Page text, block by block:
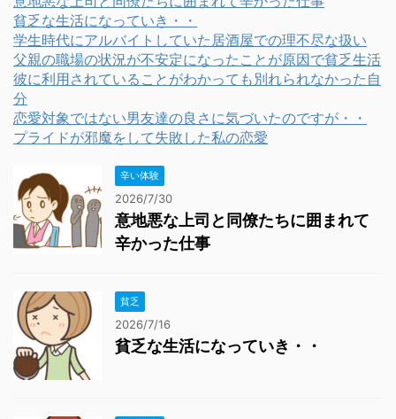
貧乏な生活になっていき・・
学生時代にアルバイトしていた居酒屋での理不尽な扱い
父親の職場の状況が不安定になったことが原因で貧乏生活
彼に利用されていることがわかっても別れられなかった自
分
恋愛対象ではない男友達の良さに気づいたのですが・・
プライドが邪魔をして失敗した私の恋愛
辛い体験
2026/7/30
意地悪な上司と同僚たちに囲まれて
辛かった仕事
貧乏
2026/7/16
貧乏な生活になっていき・・